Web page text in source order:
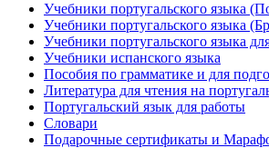
Учебники португальского языка
Учебники португальского языка
Учебники португальского языка
Учебники испанского языка
Пособия по грамматике и для
Литература для чтения на
Португальский язык для работы
Словари
Подарочные сертификаты и